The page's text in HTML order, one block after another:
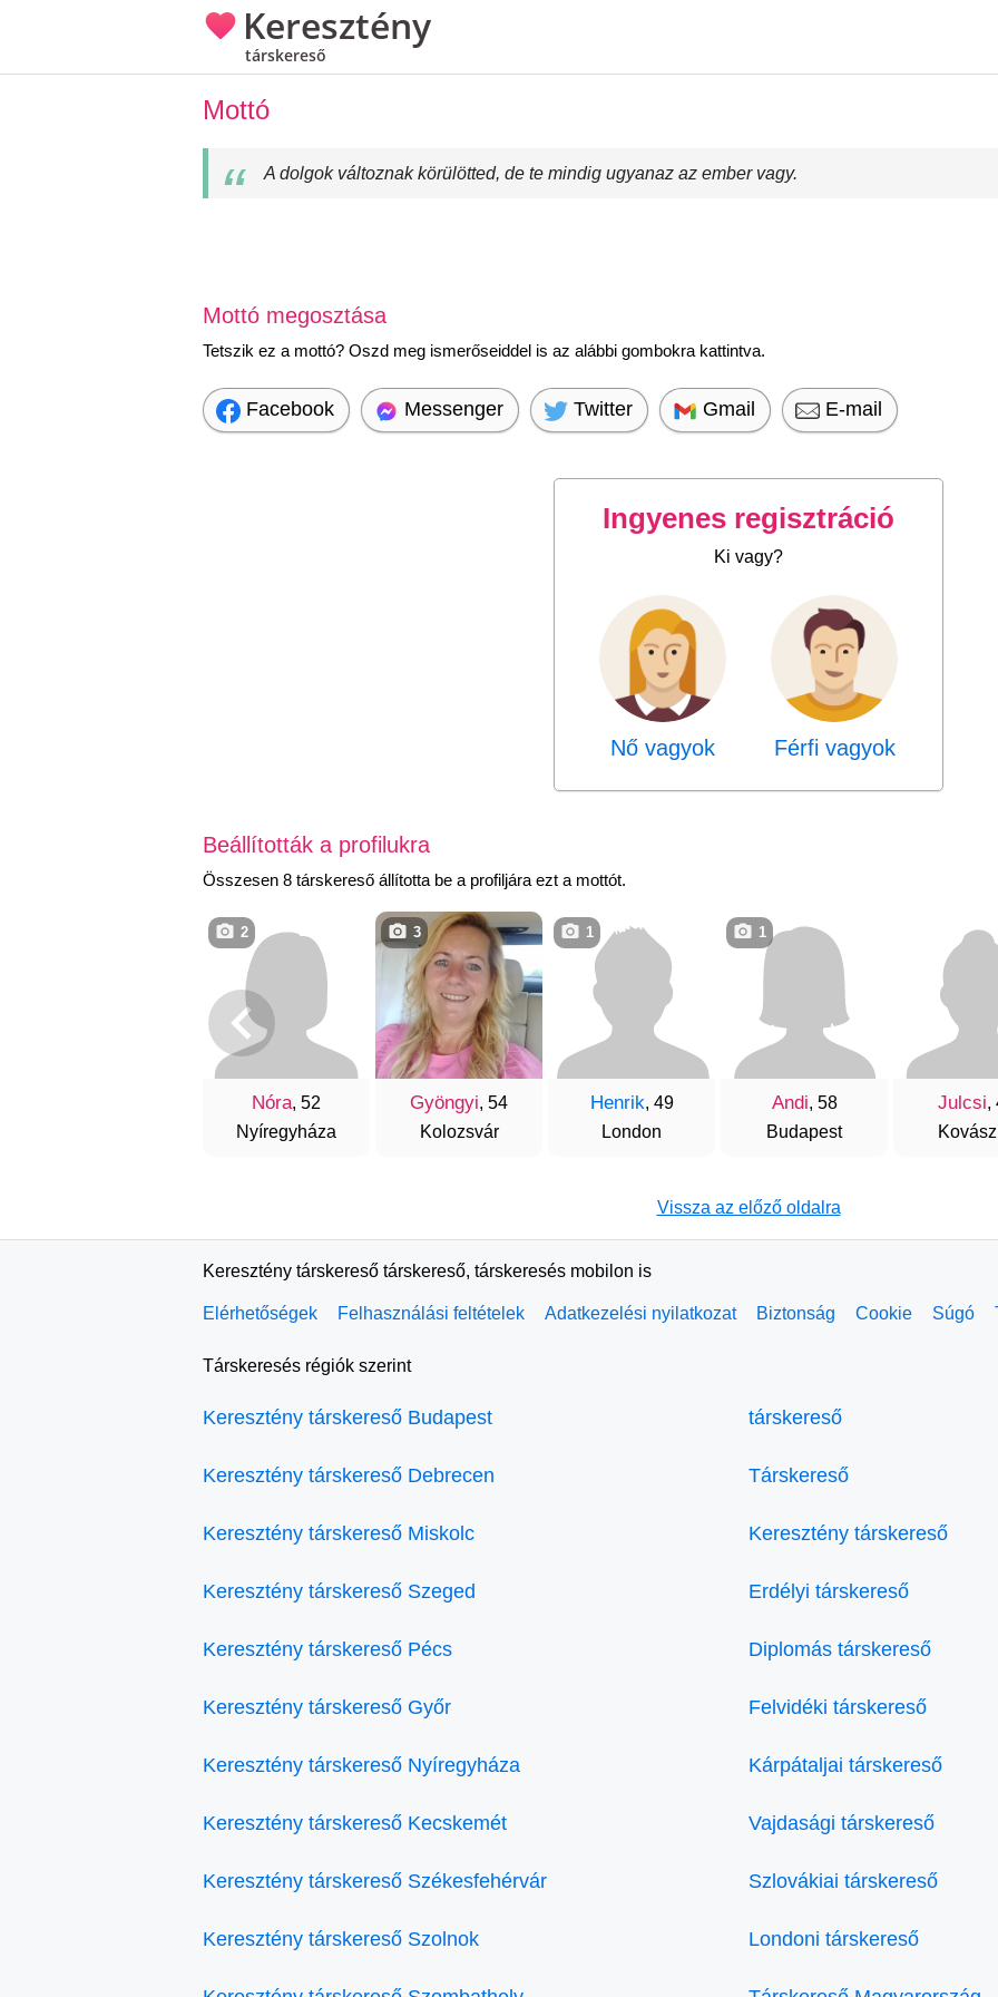
Keresztény
társkereső
Mottó
A dolgok változnak körülötted, de te mindig ugyanaz az ember vagy.
Mottó megosztása
Tetszik ez a mottó? Oszd meg ismerőseiddel is az alábbi gombokra kattintva.
Facebook Messenger Twitter Gmail E-mail
Ingyenes regisztráció
Ki vagy?
Nő vagyok Férfi vagyok
Beállították a profilukra
Összesen 8 társkereső állította be a profiljára ezt a mottót.
Nóra, 52
Nyíregyháza
2
Gyöngyi, 54
Kolozsvár
3
Henrik, 49
London
1
Andi, 58
Budapest
1
Julcsi,
Vissza az előző oldalra
Keresztény társkereső társkereső, társkeresés mobilon is
Elérhetőségek Felhasználási feltételek Adatkezelési nyilatkozat Biztonság Cookie Súgó
Társkeresés régiók szerint
Keresztény társkereső Budapest
Keresztény társkereső Debrecen
Keresztény társkereső Miskolc
Keresztény társkereső Szeged
Keresztény társkereső Pécs
Keresztény társkereső Győr
Keresztény társkereső Nyíregyháza
Keresztény társkereső Kecskemét
Keresztény társkereső Székesfehérvár
Keresztény társkereső Szolnok
társkereső
Társkereső
Keresztény társkereső
Erdélyi társkereső
Diplomás társkereső
Felvidéki társkereső
Kárpátaljai társkereső
Vajdasági társkereső
Szlovákiai társkereső
Londoni társkereső